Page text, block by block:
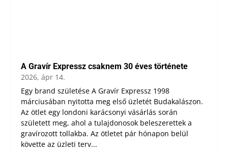
A Gravír Expressz csaknem 30 éves története
2026, ápr 14.
Egy brand születése A Gravír Expressz 1998
márciusában nyitotta meg első üzletét Budakalászon.
Az ötlet egy londoni karácsonyi vásárlás során
született meg, ahol a tulajdonosok beleszerettek a
gravírozott tollakba. Az ötletet pár hónapon belül
követte az üzleti terv...